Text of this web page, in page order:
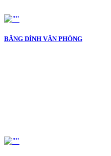
BĂNG DÍNH VĂN PHÒNG